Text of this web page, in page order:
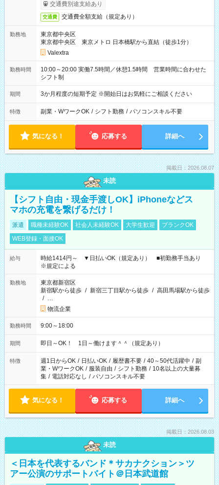
交通費別途支給あり
交通費 交通費全額支給（規定あり）
勤務地
東京都中央区
東京都中央区 東京メトロ 日本橋駅から直結（徒歩1分）
Valextra
勤務時間
10:00～20:00 実働7.5時間／休憩1.5時間 営業時間に合わせた
シフト制
期間 3か月程度の短期予定 ※開始日はお気軽にご相談ください
特徴 副業・WワークOK / シフト勤務 / パソコンスキル不要
気になる！ 応募する 詳細へ
掲載日：2026.08.07
未読
【シフト自由・現金手渡しOK】iPhoneなどス
マホの充電を繋げるだけ！
派遣 職種未経験OK 社会人未経験OK 大学生歓迎
ブランクOK
WEB登録・面接OK
給与
時給1414円～ ▼日払いOK（規定あり） ■初勤務手当あり
※規定による
勤務地
東京都新宿区
新宿駅から徒歩 / 新宿三丁目駅から徒歩 / 高田馬場駅から徒歩
/ …
物流企業
勤務時間 9:00～18:00
期間 即日～OK！ 1日～働けます＾＾（規定あり）
特徴 週1日からOK / 日払いOK / 履歴書不要 / 40～50代活躍中 / 副
業・WワークOK / 服装自由 / シフト勤務 / 10名以上の大量募
集 / 電話対応なし / パソコンスキル不要
気になる！ 応募する 詳細へ
掲載日：2026.08.03
未読
＜日本を代表するバンド＊サカナクション＞ツ
アー公演のサポートバイト＠日本武道館